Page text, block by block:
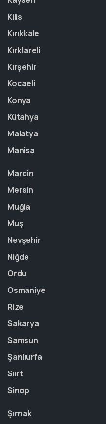
Kilis
Kırıkkale
Kırklareli
Kırşehir
Kocaeli
Konya
Kütahya
Malatya
Manisa
Mardin
Mersin
Muğla
Muş
Nevşehir
Niğde
Ordu
Osmaniye
Rize
Sakarya
Samsun
Şanlıurfa
Siirt
Sinop
Şırnak